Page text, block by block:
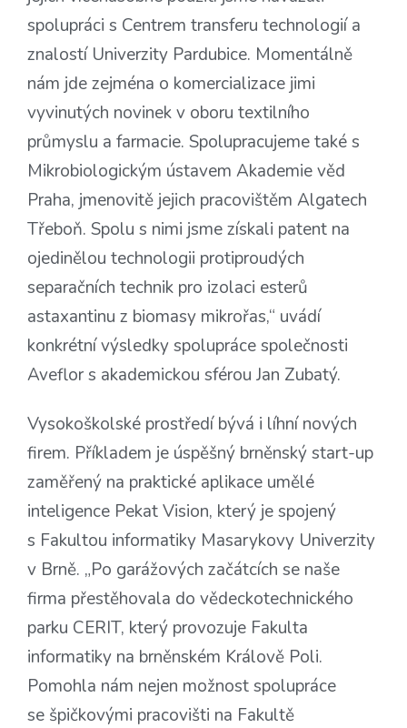
spolupráci s Centrem transferu technologií a
znalostí Univerzity Pardubice. Momentálně
nám jde zejména o komercializace jimi
vyvinutých novinek v oboru textilního
průmyslu a farmacie. Spolupracujeme také s
Mikrobiologickým ústavem Akademie věd
Praha, jmenovitě jejich pracovištěm Algatech
Třeboň. Spolu s nimi jsme získali patent na
ojedinělou technologii protiproudých
separačních technik pro izolaci esterů
astaxantinu z biomasy mikrořas,“ uvádí
konkrétní výsledky spolupráce společnosti
Aveflor s akademickou sférou Jan Zubatý.
Vysokoškolské prostředí bývá i líhní nových
firem. Příkladem je úspěšný brněnský start-up
zaměřený na praktické aplikace umělé
inteligence Pekat Vision, který je spojený
s Fakultou informatiky Masarykovy Univerzity
v Brně. „Po garážových začátcích se naše
firma přestěhovala do vědeckotechnického
parku CERIT, který provozuje Fakulta
informatiky na brněnském Králově Poli.
Pomohla nám nejen možnost spolupráce
se špičkovými pracovišti na Fakultě